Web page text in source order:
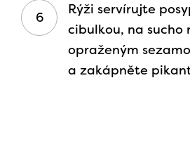
Rýži servírujte
cibulkou, na sucho
opraženým
a zakápněte